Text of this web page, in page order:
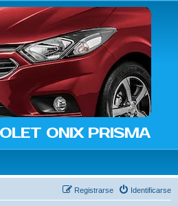
ONIX PRISMA
tab)
Identificarse
Registrarse